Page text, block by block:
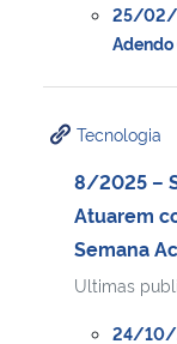
Banco Central do Brasil
25/02/
Adendo
Tecnologia
8/2025 –
Atuarem
Semana
Ultimas
24/10/